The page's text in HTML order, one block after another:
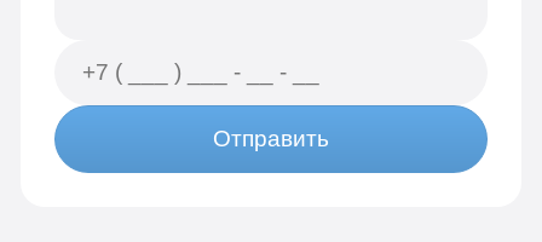
Отправить